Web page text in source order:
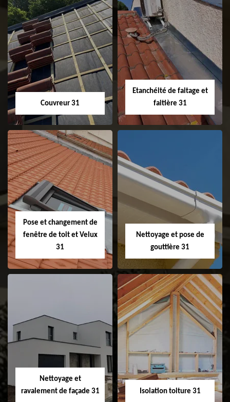
Couvreur 31
Couvreur 31
Etanchéité de faitage et
faitière 31
Etanchéité de
faitage et faitière
31
Pose et changement de
fenêtre de toit et Velux
31
Pose et
changement de
fenêtre de toit et
Velux 31
Nettoyage et pose de
gouttière 31
Nettoyage et pose
Nettoyage et
ravalement de façade 31
Isolation toiture 31